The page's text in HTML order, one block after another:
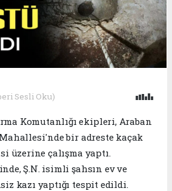
Sesli Oku)
Komutanlığı ekipleri, Araban
bir adreste kaçak
üzerine çalışma yaptı.
Ş.N. isimli şahsın ev ve
kazı yaptığı tespit edildi.